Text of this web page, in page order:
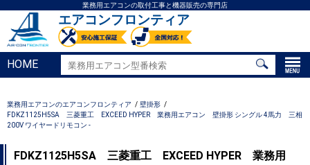
業務用エアコンの取付工事と機器販売の専門店
エアコンフロンティア
HOME
業務用エアコンのエアコンフロンティア
壁掛形
FDKZ1125H5SA 三菱重工 EXCEED HYPER 業務用エアコン 壁掛形 シングル 4馬力 三相
200V ワイヤードリモコン -
FDKZ1125H5SA 三菱重工 EXCEED HYPER 業務用